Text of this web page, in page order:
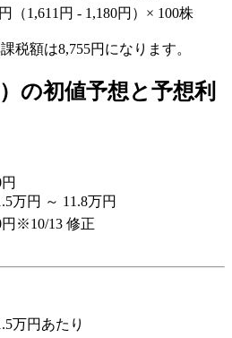
（1,611円 - 1,180円）× 100株
税額は8,755円になります。
の初値予想と予想利
万円 ～ 11.8万円
※10/13 修正
万円あたり